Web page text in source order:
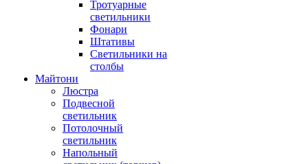
Тротуарные
светильники
Фонари
Штативы
Светильники на
столбы
Майтони
Люстра
Подвесной
светильник
Потолочный
светильник
Напольный